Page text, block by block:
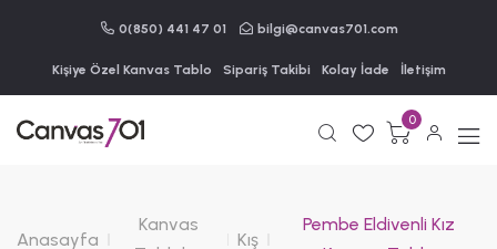
0(850) 441 47 01 bilgi@canvas701.com
Kişiye Özel Kanvas Tablo Sipariş Takibi Kolay İade İletişim
0
Anasayfa
Kanvas
Kış
Pembe Eldivenli Kız